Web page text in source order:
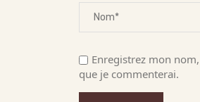
Enregistrez mon
que je commenterai.